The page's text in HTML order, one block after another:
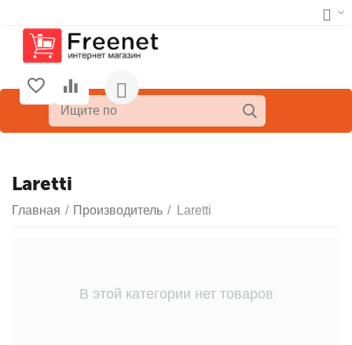
Laretti
Главная / Производитель / Laretti
В этой категории нет товаров